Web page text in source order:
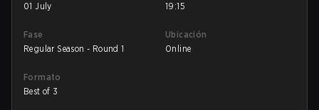
01 July
19:15
Fase
Regular Season - Round 1
Ubicación
Online
Formato
Best of 3